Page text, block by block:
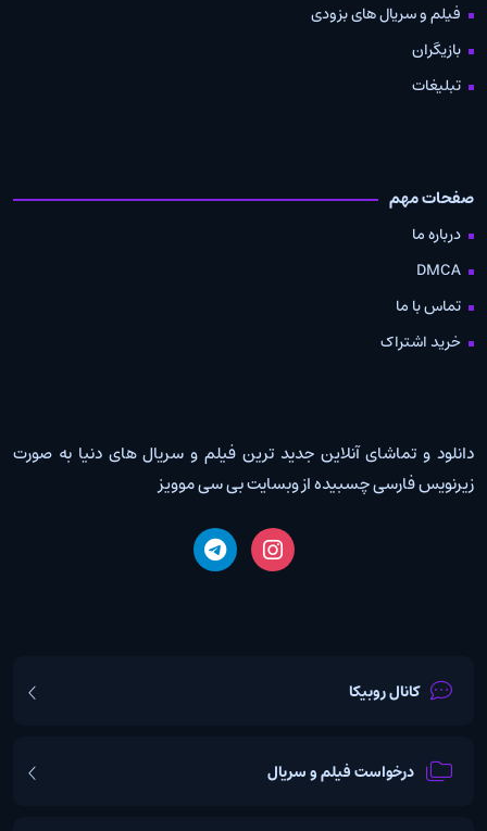
فیلم و سریال های بزودی
بازیگران
تبلیغات
صفحات مهم
درباره ما
DMCA
تماس با ما
خرید اشتراک
دانلود و تماشای آنلاین جدید ترین فیلم و سریال های دنیا به صورت
زیرنویس فارسی چسبیده از وبسایت بی سی موویز
کانال روبیکا
درخواست فیلم و سریال